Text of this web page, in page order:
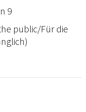
9
public/Für die